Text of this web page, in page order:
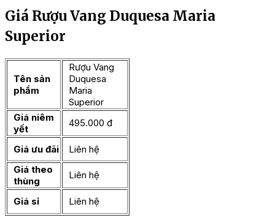
Giá Rượu Vang Duquesa Maria
Superior
Tên sản
phẩm
Rượu Vang
Duquesa
Maria
Superior
Giá niêm
yết
495.000 đ
Giá ưu đãi
Liên hệ
Giá theo
thùng
Liên hệ
Giá sỉ Liên hệ